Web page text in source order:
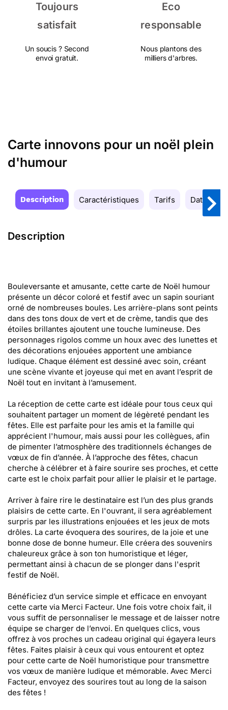
Toujours
satisfait
Un soucis ? Second
envoi gratuit.
Eco
responsable
Nous plantons des
milliers d'arbres.
Carte innovons pour un noël plein
d'humour
Description Caractéristiques Tarifs Date de
Description
Bouleversante et amusante, cette carte de Noël humour
présente un décor coloré et festif avec un sapin souriant
orné de nombreuses boules. Les arrière-plans sont peints
dans des tons doux de vert et de crème, tandis que des
étoiles brillantes ajoutent une touche lumineuse. Des
personnages rigolos comme un houx avec des lunettes et
des décorations enjouées apportent une ambiance
ludique. Chaque élément est dessiné avec soin, créant
une scène vivante et joyeuse qui met en avant l’esprit de
Noël tout en invitant à l’amusement.
La réception de cette carte est idéale pour tous ceux qui
souhaitent partager un moment de légèreté pendant les
fêtes. Elle est parfaite pour les amis et la famille qui
apprécient l'humour, mais aussi pour les collègues, afin
de pimenter l’atmosphère des traditionnels échanges de
vœux de fin d’année. À l’approche des fêtes, chacun
cherche à célébrer et à faire sourire ses proches, et cette
carte est le choix parfait pour allier le plaisir et le partage.
Arriver à faire rire le destinataire est l’un des plus grands
plaisirs de cette carte. En l'ouvrant, il sera agréablement
surpris par les illustrations enjouées et les jeux de mots
drôles. La carte évoquera des sourires, de la joie et une
bonne dose de bonne humeur. Elle créera des souvenirs
chaleureux grâce à son ton humoristique et léger,
permettant ainsi à chacun de se plonger dans l'esprit
festif de Noël.
Bénéficiez d’un service simple et efficace en envoyant
cette carte via Merci Facteur. Une fois votre choix fait, il
vous suffit de personnaliser le message et de laisser notre
équipe se charger de l’envoi. En quelques clics, vous
offrez à vos proches un cadeau original qui égayera leurs
fêtes. Faites plaisir à ceux qui vous entourent et optez
pour cette carte de Noël humoristique pour transmettre
vos vœux de manière ludique et mémorable. Avec Merci
Facteur, envoyez des sourires tout au long de la saison
des fêtes !